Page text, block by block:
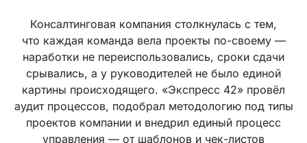
Консалтинговая компания столкнулась с тем,
что каждая команда вела проекты по⁠-⁠своему —
наработки не переиспользовались, сроки сдачи
срывались, а у руководителей не было единой
картины происходящего. «Экспресс 42» провёл
аудит процессов, подобрал методологию под типы
проектов компании и внедрил единый процесс
управления — от шаблонов и чек⁠-⁠листов